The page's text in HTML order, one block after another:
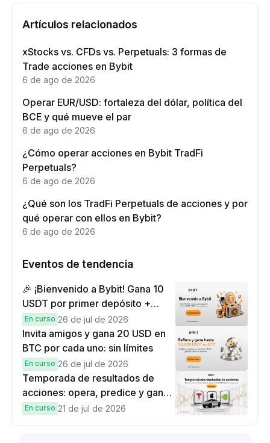
Artículos relacionados
xStocks vs. CFDs vs. Perpetuals: 3 formas de
Trade acciones en Bybit
6 de ago de 2026
Operar EUR/USD: fortaleza del dólar, política del
BCE y qué mueve el par
6 de ago de 2026
¿Cómo operar acciones en Bybit TradFi
Perpetuals?
6 de ago de 2026
¿Qué son los TradFi Perpetuals de acciones y por
qué operar con ellos en Bybit?
6 de ago de 2026
Eventos de tendencia
🎉 ¡Bienvenido a Bybit! Gana 10
USDT por primer depósito +
hasta 9,999 USDT en
recompensas
En curso 26 de jul de 2026
Invita amigos y gana 20 USD en
BTC por cada uno: sin límites
En curso 26 de jul de 2026
Temporada de resultados de
acciones: opera, predice y gana
una Cybertruck.
En curso 21 de jul de 2026